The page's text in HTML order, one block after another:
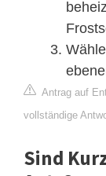
Antrag auf
vollständige
Sind